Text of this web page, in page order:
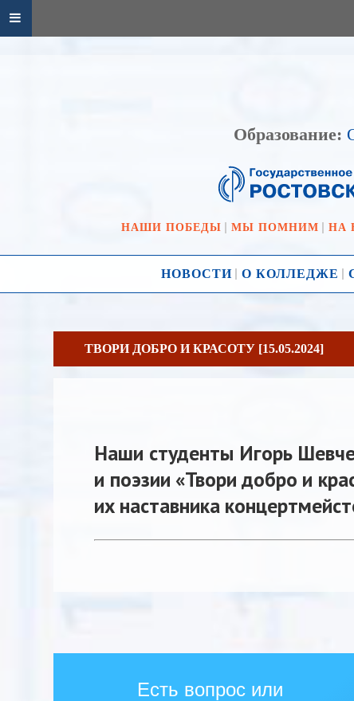
Образование:
НАШИ ПОБЕДЫ МЫ ПОМНИМ НА
НОВОСТИ О КОЛЛЕДЖЕ
ТВОРИ ДОБРО И КРАСОТУ [15.05.2024]
Наши студенты Игорь
и поэзии «Твори добро и
их наставника
Есть вопрос или